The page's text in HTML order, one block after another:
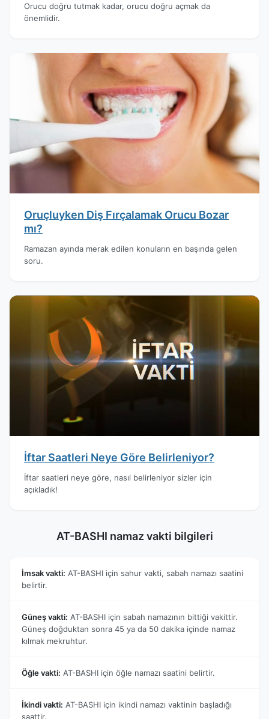
Orucu doğru tutmak kadar, orucu doğru açmak da
önemlidir.
Oruçluyken Diş Fırçalamak Orucu Bozar
mı?
Ramazan ayında merak edilen konuların en başında gelen
soru.
İftar Saatleri Neye Göre Belirleniyor?
İftar saatleri neye göre, nasıl belirleniyor sizler için
açıkladık!
AT-BASHI namaz vakti bilgileri
İmsak vakti: AT-BASHI için sahur vakti, sabah namazı saatini
belirtir.
Güneş vakti: AT-BASHI için sabah namazının bittiği vakittir.
Güneş doğduktan sonra 45 ya da 50 dakika içinde namaz
kılmak mekruhtur.
Öğle vakti: AT-BASHI için öğle namazı saatini belirtir.
İkindi vakti: AT-BASHI için ikindi namazı vaktinin başladığı
saattir.